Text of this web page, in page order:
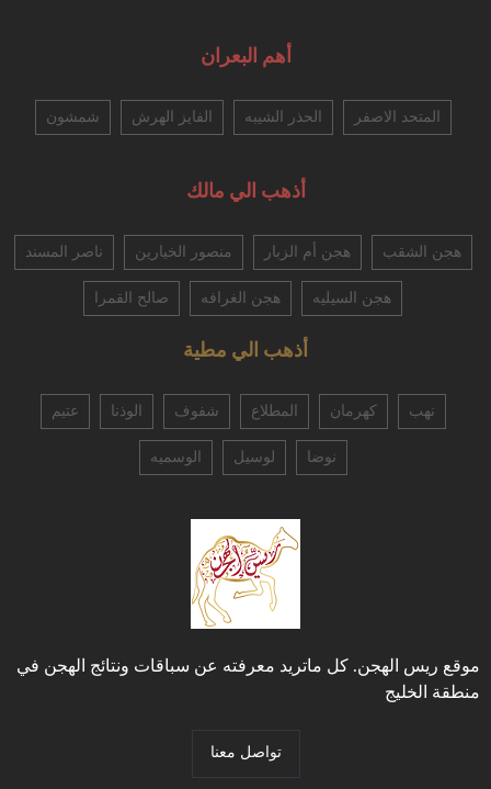
أهم البعران
المتحد الاصفر الحذر الشيبه الفايز الهرش شمشون
أذهب الي مالك
هجن الشقب هجن أم الزبار منصور الخيارين ناصر المسند
هجن السيليه هجن الغرافه صالح القمرا
أذهب الي مطية
نهب كهرمان المطلاع شفوف الوذنا عتيم
نوضا لوسيل الوسميه
موقع ريس الهجن. كل ماتريد معرفته عن سباقات ونتائج الهجن في
منطقة الخليج
تواصل معنا